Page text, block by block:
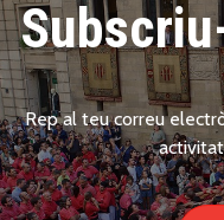
Rep al teu correu